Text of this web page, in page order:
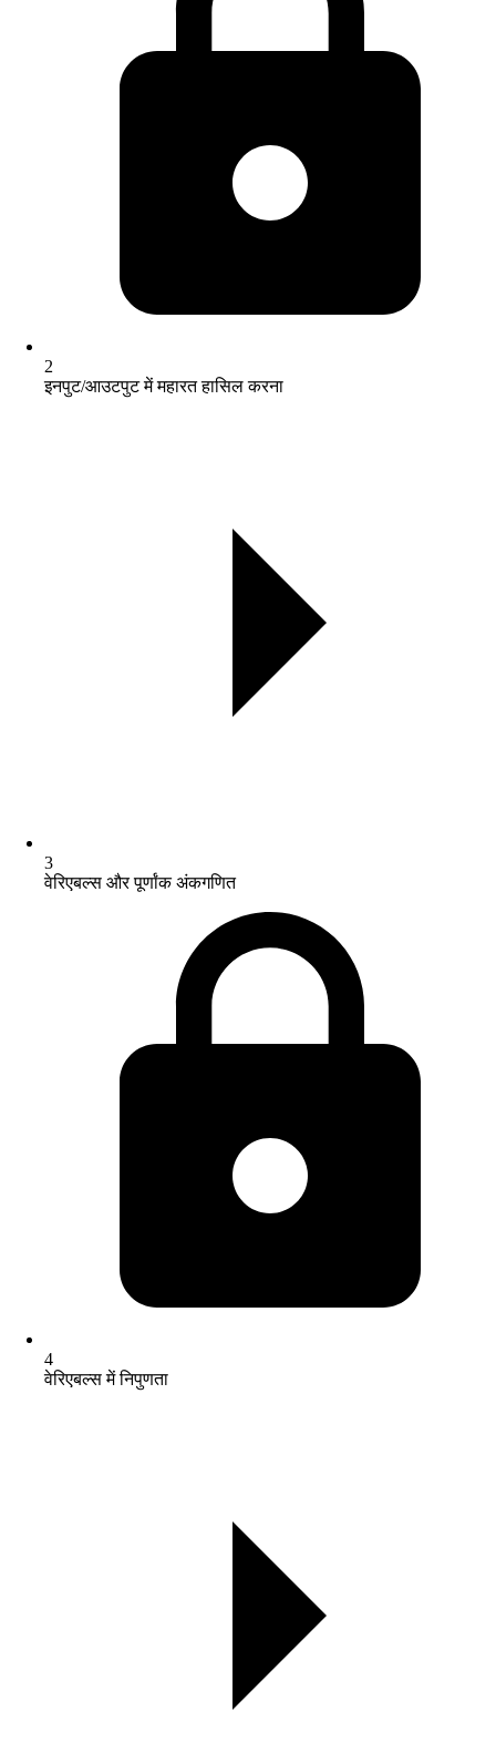
2
इनपुट/आउटपुट में महारत हासिल करना
3
वेरिएबल्स और पूर्णांक अंकगणित
4
वेरिएबल्स में निपुणता